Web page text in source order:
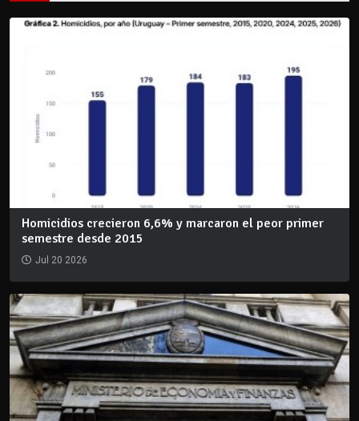
Homicidios crecieron 6,6% y marcaron el peor primer
semestre desde 2015
Jul 20 2026